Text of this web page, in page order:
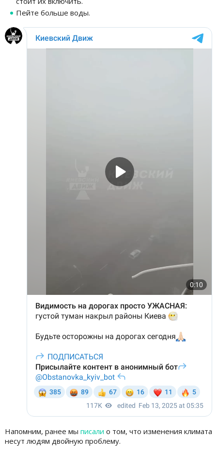
Пейте больше воды.
Напомним, ранее мы писали о том, что изменения климата
несут людям двойную проблему.